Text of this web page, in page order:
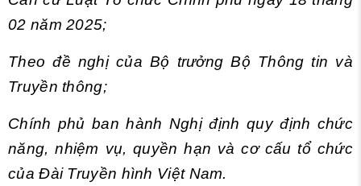
02 năm 2025;
Theo đề nghị của Bộ trưởng Bộ Thông tin và
Truyền thông;
Chính phủ ban hành Nghị định quy định chức
năng, nhiệm vụ, quyền hạn và cơ cấu tổ chức
của Đài Truyền hình Việt Nam.